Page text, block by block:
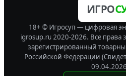
ИГРО
18+ © Игросуп — цифровая
igrosup.ru 2020-2026. Все
зарегистрированный
Российской Федерации